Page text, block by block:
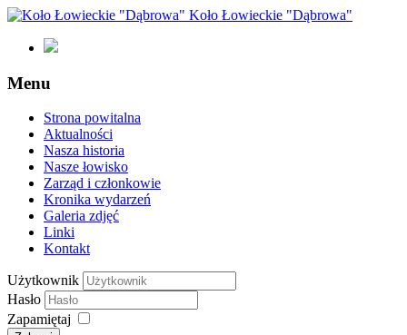
Koło Łowieckie "Dąbrowa"
Menu
Strona powitalna
Aktualności
Nasza historia
Nasze łowisko
Zarząd i członkowie
Kronika wydarzeń
Galeria zdjęć
Linki
Kontakt
Użytkownik
Hasło
Zapamiętaj